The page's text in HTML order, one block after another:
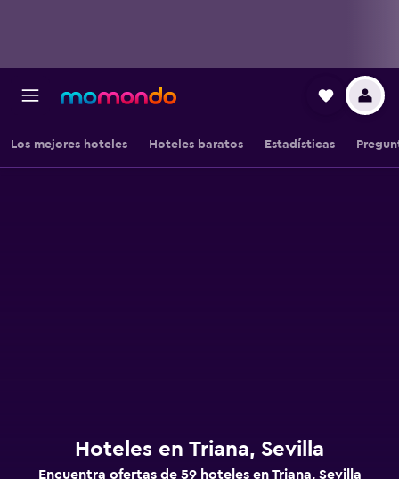
Los mejores hoteles Hoteles baratos Estadísticas
Hoteles en Triana, Sevilla
Encuentra ofertas de 59 hoteles en Triana, Sevilla